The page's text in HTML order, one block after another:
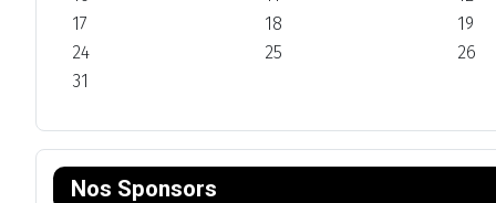
17
18 19
24
25 26
31
Nos Sponsors